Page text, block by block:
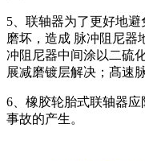
5、联轴器为了更好地
磨坏，造成 脉冲阻尼器
冲阻尼器中间涂以二硫
展减磨镀层解决；髙速
6、橡胶轮胎式联轴器
事故的产生。